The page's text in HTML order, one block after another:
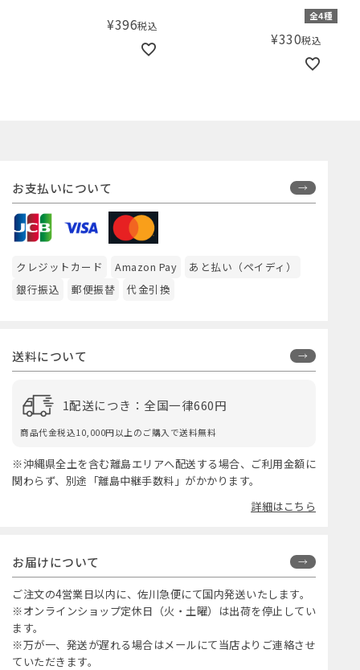
¥396税込
全4種
¥330税込
お支払いについて
クレジットカード Amazon Pay
あと払い（ペイディ）
銀行振込
郵便振替 代金引換
送料について
1配送につき：全国一律660円
商品代金税込10,000円以上のご購入で送料無料
※沖縄県全土を含む離島エリアへ配送する場合、ご利用金額に
関わらず、別途「離島中継手数料」がかかります。
詳細はこちら
お届けについて
ご注文の4営業日以内に、佐川急便にて国内発送いたします。
※オンラインショップ定休日（火・土曜）は出荷を停止してい
ます。
※万が一、発送が遅れる場合はメールにて当店よりご連絡させ
ていただきます。